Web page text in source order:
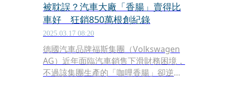
被耽誤？汽車大廠「香腸」賣得比
車好 狂銷850萬根創紀錄
2025.03.17 08:20
德國汽車品牌福斯集團（Volkswagen
AG）近年面臨汽車銷售下滑財務困境，
不過該集團生產的「咖哩香腸」卻逆勢